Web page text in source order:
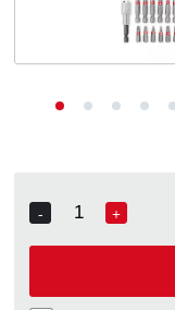
-
Quantity
+